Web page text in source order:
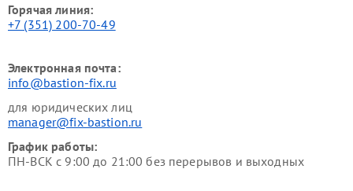
Горячая линия:
+7 (351) 200-70-49
Электронная почта:
info@bastion-fix.ru
для юридических лиц
manager@fix-bastion.ru
График работы:
ПН-ВСК с 9:00 до 21:00 без перерывов и выходных